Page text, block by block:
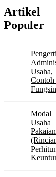
Artikel
Populer
Usaha,
Contoh
Modal
Usaha
Pakaian